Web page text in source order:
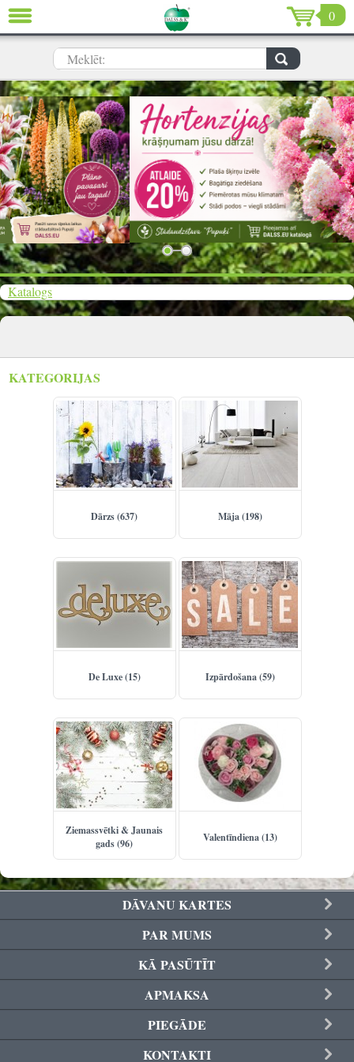
0
Meklēt:
Katalogs
KATEGORIJAS
Dārzs (637) Māja (198)
De Luxe (15) Izpārdošana (59)
Ziemassvētki & Jaunais
gads (96)
Valentīndiena (13)
DĀVANU KARTES
PAR MUMS
KĀ PASŪTĪT
APMAKSA
PIEGĀDE
KONTAKTI
AIZVĒRT
Dārzs (637)
Māja (198)
De Luxe (15)
Izpārdošana (59)
Ziemassvētki & Jaunais gads (96)
Valentīndiena (13)
Reģistrēties